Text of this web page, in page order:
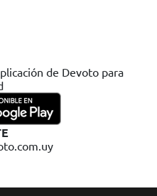
de Devoto para